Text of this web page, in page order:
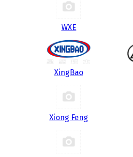
WXE
XingBao
Xiong Feng